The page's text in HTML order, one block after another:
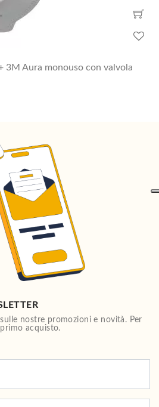
3M Aura monouso con valvola
nostre promozioni e novità. Per
acquisto.